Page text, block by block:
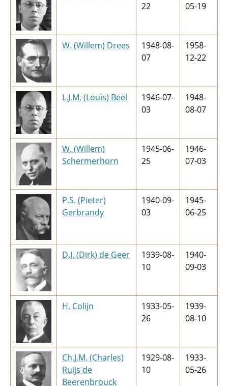
22
05-19
W. (Willem) Drees
1948-08-
07
1958-
12-22
L.J.M. (Louis) Beel
1946-07-
03
1948-
08-07
W. (Willem)
Schermerhorn
1945-06-
25
1946-
07-03
P.S. (Pieter)
Gerbrandy
1940-09-
03
1945-
06-25
D.J. (Dirk) de Geer
1939-08-
10
1940-
09-03
H. Colijn
1933-05-
26
1939-
08-10
Ch.J.M. (Charles)
Ruijs de
Beerenbrouck
1929-08-
10
1933-
05-26